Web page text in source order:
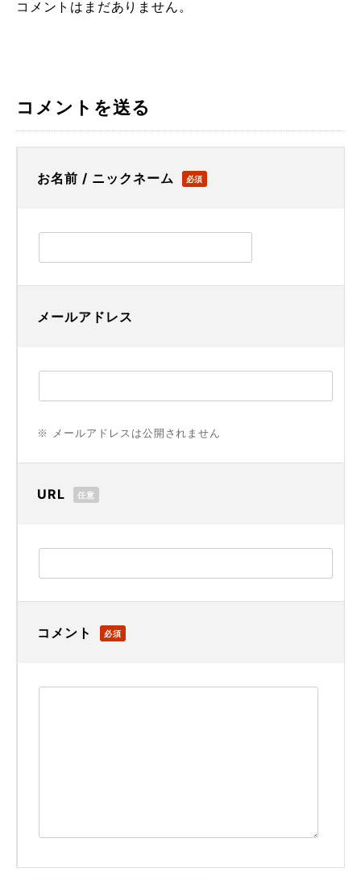
コメントはまだありません。
コメントを送る
お名前 / ニックネーム 必須
メールアドレス
※ メールアドレスは公開されません
URL 任意
コメント 必須